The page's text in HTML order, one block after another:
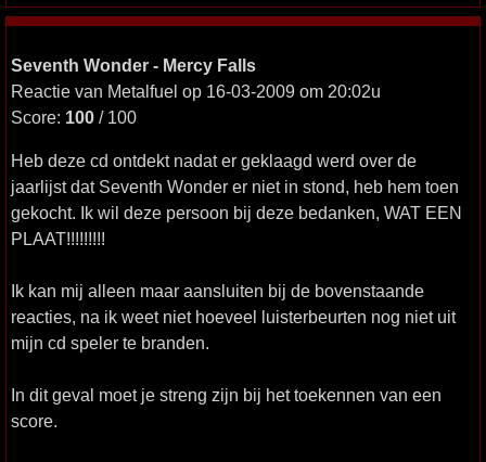
Seventh Wonder - Mercy Falls
Reactie van Metalfuel op 16-03-2009 om 20:02u
Score: 100 / 100
Heb deze cd ontdekt nadat er geklaagd werd over de
jaarlijst dat Seventh Wonder er niet in stond, heb hem toen
gekocht. Ik wil deze persoon bij deze bedanken, WAT EEN
PLAAT!!!!!!!!!
Ik kan mij alleen maar aansluiten bij de bovenstaande
reacties, na ik weet niet hoeveel luisterbeurten nog niet uit
mijn cd speler te branden.
In dit geval moet je streng zijn bij het toekennen van een
score.